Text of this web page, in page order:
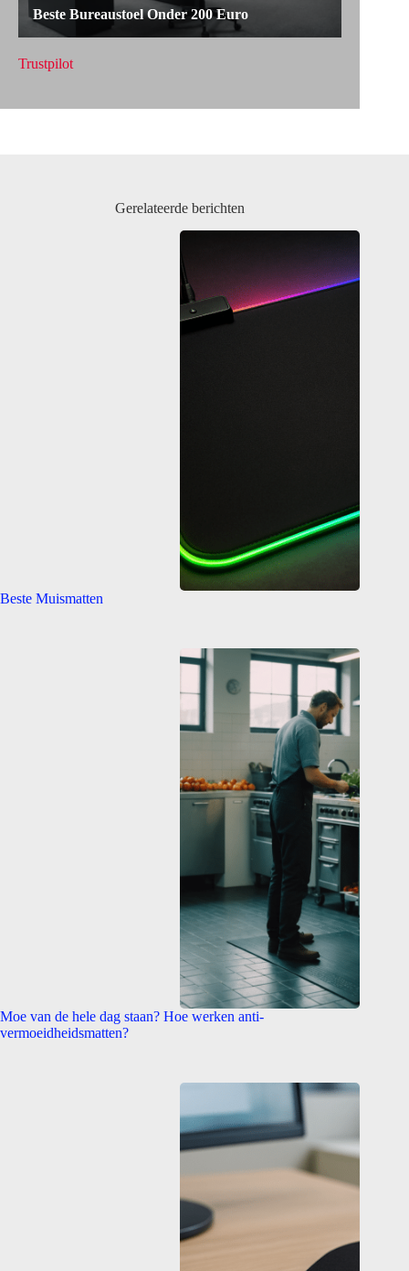
Trustpilot
Gerelateerde berichten
Beste Muismatten
Moe van de hele dag staan? Hoe werken anti-
vermoeidheidsmatten?